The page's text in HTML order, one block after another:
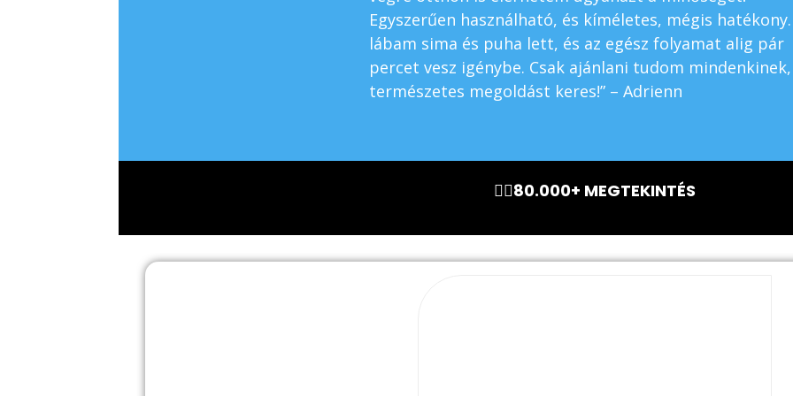
Egyszerűen használható, és kíméletes, mégis
lábam sima és puha lett, és az egész folyamat alig pár
percet vesz igénybe. Csak ajánlani tudom
természetes megoldást keres!” – Adrienn
🏃‍♂️80.000+ MEGTEKINTÉS